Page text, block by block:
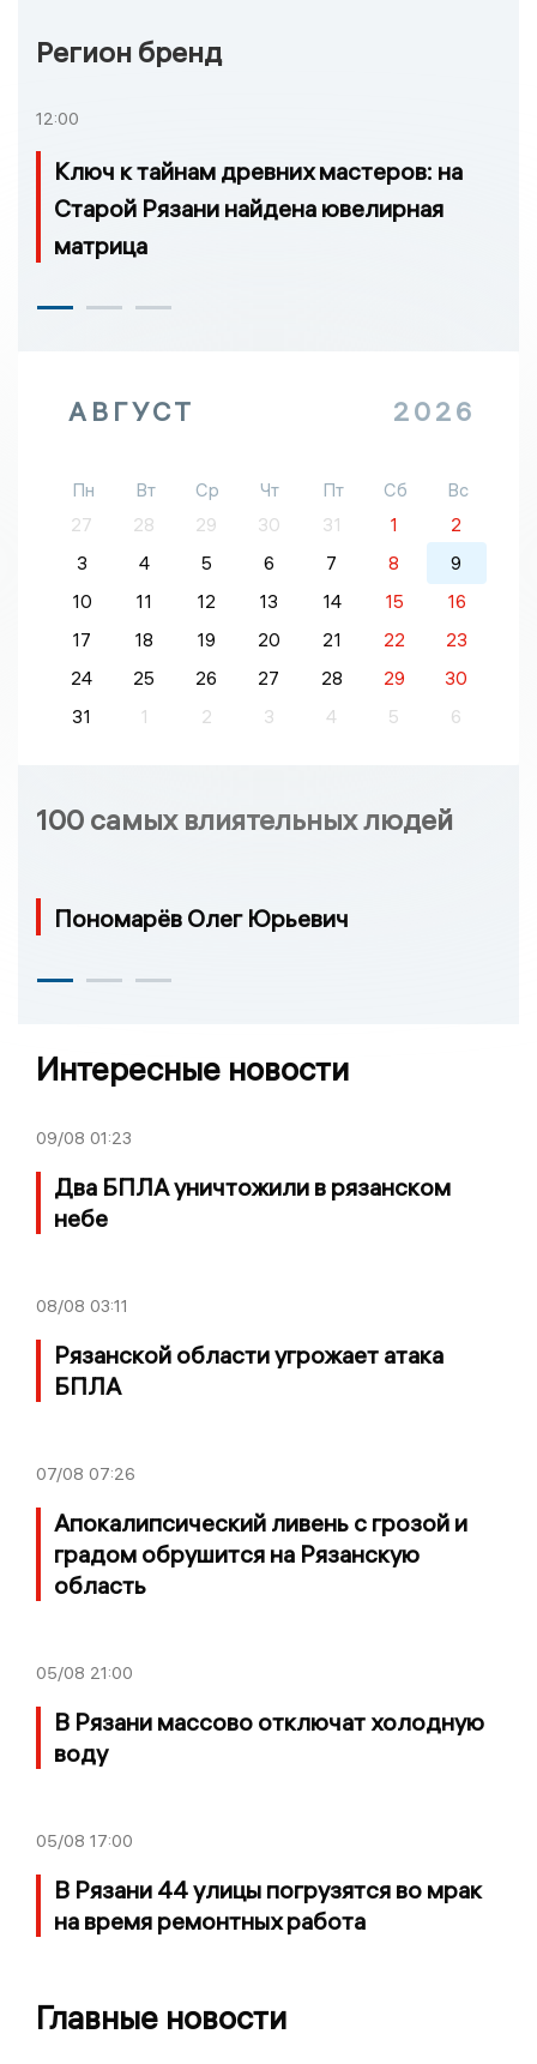
Регион бренд
12:00
Ключ к тайнам древних мастеров: на
Старой Рязани найдена ювелирная
матрица
АВГУСТ 2026
Пн Вт Ср Чт Пт Сб
Вс
27
28 29 30 31 1
2
3
4 5 6 7 8
9
10
11 12 13 14 15
16
17
18 19 20 21 22
23
24
25 26 27 28 29
30
31
1 2 3 4 5 6
100 самых влиятельных людей
Пономарёв Олег Юрьевич
Интересные новости
09/08 01:23
Два БПЛА уничтожили в рязанском
небе
08/08 03:11
Рязанской области угрожает атака
БПЛА
07/08 07:26
Апокалипсический ливень с грозой и
градом обрушится на Рязанскую
область
05/08 21:00
В Рязани массово отключат холодную
воду
05/08 17:00
В Рязани 44 улицы погрузятся во мрак
на время ремонтных работа
Главные новости